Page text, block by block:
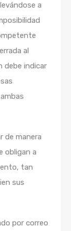
a
al
debe indicar
de manera
obligan a
tan
sus
por correo